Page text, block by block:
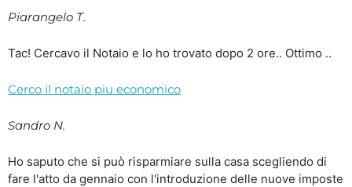
Piarangelo T.
Tac! Cercavo il Notaio e lo ho trovato dopo 2 ore.. Ottimo ..
Cerco il notaio piu economico
Sandro N.
Ho saputo che si può risparmiare sulla casa scegliendo di
fare l'atto da gennaio con l'introduzione delle nuove imposte